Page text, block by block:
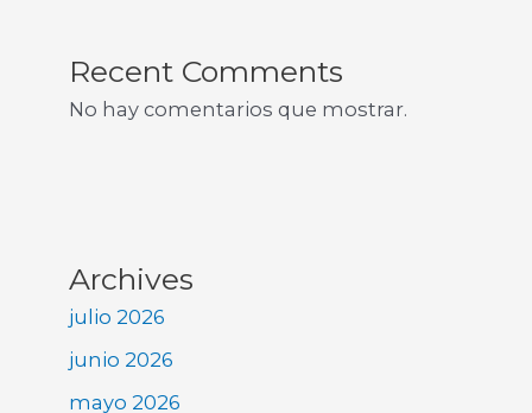
Recent Comments
No hay comentarios que mostrar.
Archives
julio 2026
junio 2026
mayo 2026